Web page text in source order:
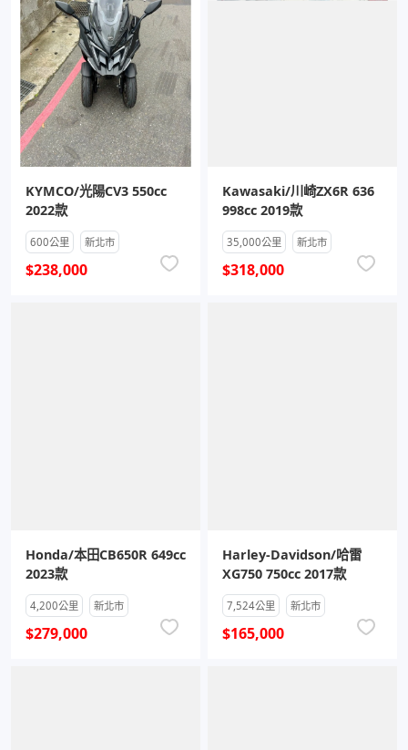
KYMCO/光陽CV3 550cc
2022款
600公里 新北市
$238,000
Kawasaki/川崎ZX6R 636
998cc 2019款
35,000公里 新北市
$318,000
Honda/本田CB650R 649cc
2023款
4,200公里 新北市
$279,000
Harley-Davidson/哈雷
XG750 750cc 2017款
7,524公里 新北市
$165,000